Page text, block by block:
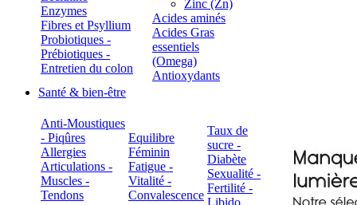
Enzymes
Fibres et Psyllium
Probiotiques -
Prébiotiques -
Entretien du colon
Zinc (Zn)
Acides aminés
Acides Gras
essentiels
(Omega)
Antioxydants
Santé & bien-être
Anti-Moustiques
- Piqûres
Allergies
Articulations -
Muscles -
Tendons
Equilibre
Féminin
Fatigue -
Vitalité -
Convalescence
Taux de
sucre -
Diabète
Sexualité -
Fertilité -